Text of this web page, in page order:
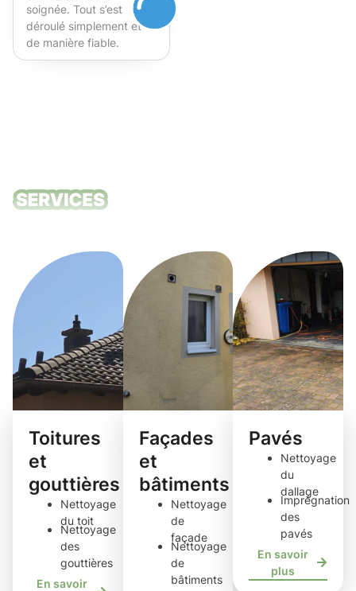
soignée. Tout s’est
déroulé simplement et
de manière fiable.
Fortement recommandé !
Toitures
et
gouttières
Nettoyage
du toit
Nettoyage
des
gouttières
En savoir
Façades
et
bâtiments
Nettoyage
de
façade
Nettoyage
de
bâtiments
Pavés
Nettoyage
du
dallage
Imprégnation
des
pavés
En savoir
plus